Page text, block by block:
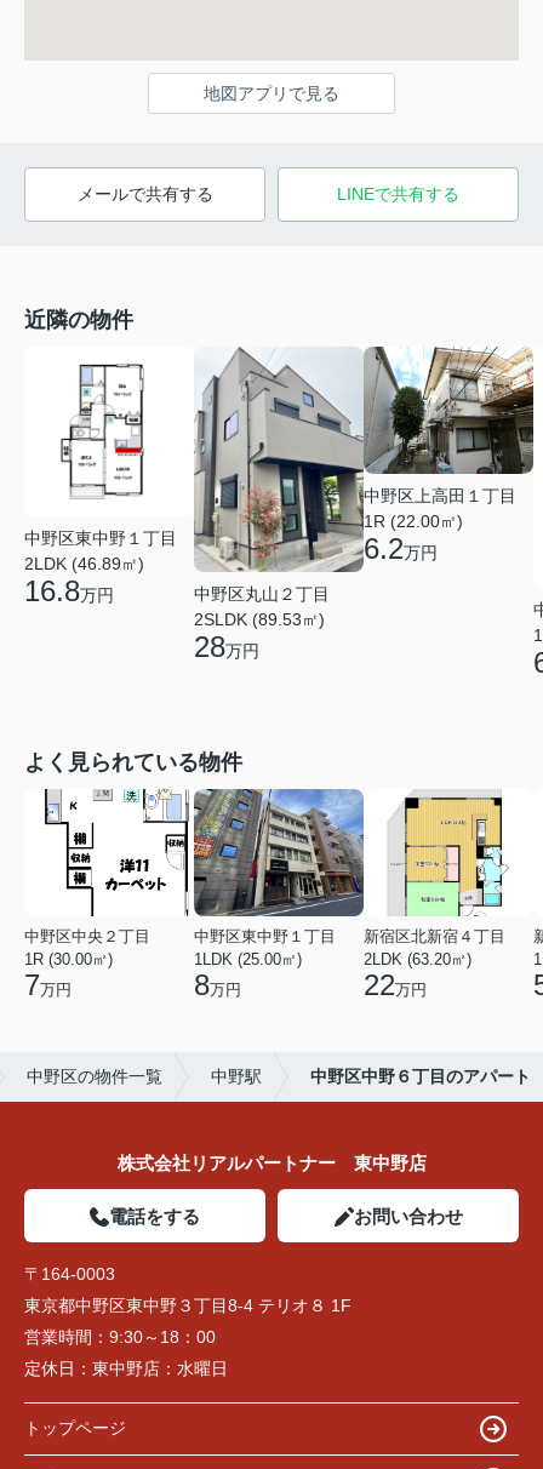
地図アプリで見る
メールで共有する LINEで共有する
近隣の物件
中野区東中野１丁目
2LDK (46.89㎡)
16.8万円
中野区丸山２丁目
2SLDK (89.53㎡)
28万円
中野区上高田１丁目
1R (22.00㎡)
6.2万円
よく見られている物件
中野区中央２丁目
1R (30.00㎡)
7万円
中野区東中野１丁目
1LDK (25.00㎡)
8万円
新宿区北新宿４丁目
2LDK (63.20㎡)
22万円
中野区の物件一覧 中野駅 中野区中野６丁目のアパート
株式会社リアルパートナー 東中野店
電話をする お問い合わせ
〒164-0003
東京都中野区東中野３丁目8-4 テリオ８ 1F
営業時間： 9:30～18：00
定休日： 東中野店：水曜日
トップページ